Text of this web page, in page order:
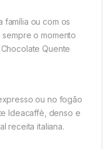
família ou com os
o momento
Quente
ou no fogão
Ideacaffè, denso e
receita italiana.